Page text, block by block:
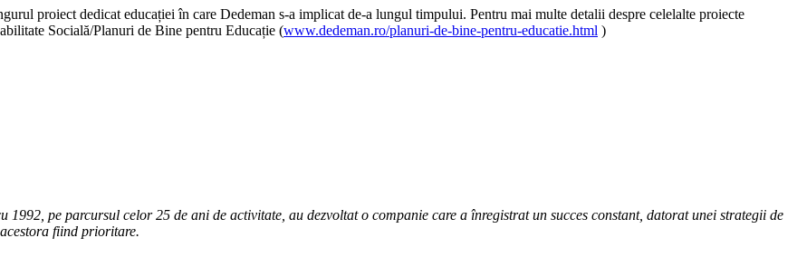
proiect dedicat educației în care Dedeman s-a implicat de-a lungul timpului. Pentru mai multe detalii despre celelalte proiecte
Socială/Planuri de Bine pentru Educație (www.dedeman.ro/planuri-de-bine-pentru-educatie.html )
1992, pe parcursul celor 25 de ani de activitate, au dezvoltat o companie care a înregistrat un succes constant, datorat unei strategii de
fiind prioritare.